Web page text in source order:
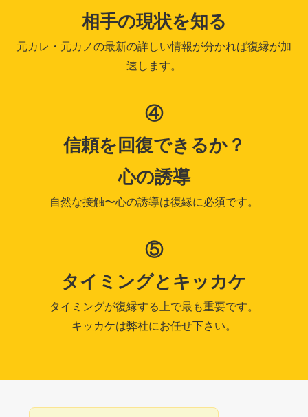
相手の現状を知る
元カレ・元カノの最新の詳しい情報が分かれば復縁が加
速します。
④
信頼を回復できるか？
心の誘導
自然な接触〜心の誘導は復縁に必須です。
⑤
タイミングとキッカケ
タイミングが復縁する上で最も重要です。
キッカケは弊社にお任せ下さい。